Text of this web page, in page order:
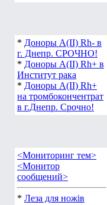
* Доноры А(ІІ) Rh- в
г. Днепр. СРОЧНО!
* Доноры А(ІІ) Rh+ в
Институт рака
* Доноры А(ІІ) Rh+
на тромбокончентрат
в г.Днепр. Срочно!
<Мониторинг тем>
<Монитор
сообщений>
* Леза для ножів